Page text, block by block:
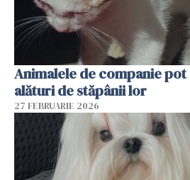
Animalele de companie
alături de stăpânii lor
27 FEBRUARIE 2026